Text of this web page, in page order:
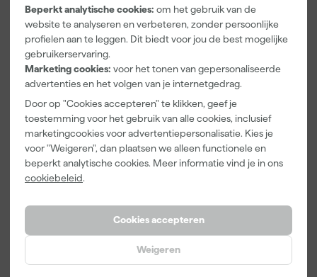
Beperkt analytische cookies: om het gebruik van de
website te analyseren en verbeteren, zonder persoonlijke
profielen aan te leggen. Dit biedt voor jou de best mogelijke
gebruikerservaring.
Marketing cookies: voor het tonen van gepersonaliseerde
advertenties en het volgen van je internetgedrag.
Door op "Cookies accepteren" te klikken, geef je
toestemming voor het gebruik van alle cookies, inclusief
marketingcookies voor advertentiepersonalisatie. Kies je
voor "Weigeren", dan plaatsen we alleen functionele en
beperkt analytische cookies. Meer informatie vind je in ons
cookiebeleid.
Cookies accepteren
Weigeren
29
incl. BTW
Onze Top 10
Staalmeester
ast Pro-
10 (2cm)
Anza PRO
Mini Micmex
muurverfrolle
r - 10cm
Morgen
Onze Top 10
Rilly Multi
Verfreiniger –